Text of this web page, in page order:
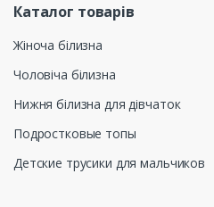
Каталог товарів
Жіноча білизна
Чоловіча білизна
Нижня білизна для дівчаток
Подростковые топы
Детские трусики для мальчиков